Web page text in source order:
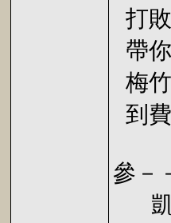
打
帶
梅
到
參－
凱